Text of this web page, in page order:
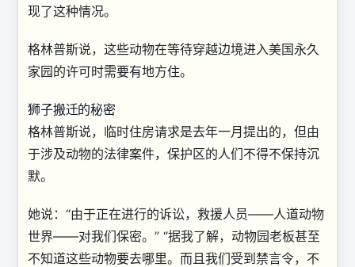
现了这种情况。
格林普斯说，这些动物在等待穿越边境进入美国永久
家园的许可时需要有地方住。
狮子搬迁的秘密
格林普斯说，临时住房请求是去年一月提出的，但由
于涉及动物的法律案件，保护区的人们不得不保持沉
默。
她说：“由于正在进行的诉讼，救援人员——人道动物
世界——对我们保密。” “据我了解，动物园老板甚至
不知道这些动物要去哪里。而且我们受到禁言令，不